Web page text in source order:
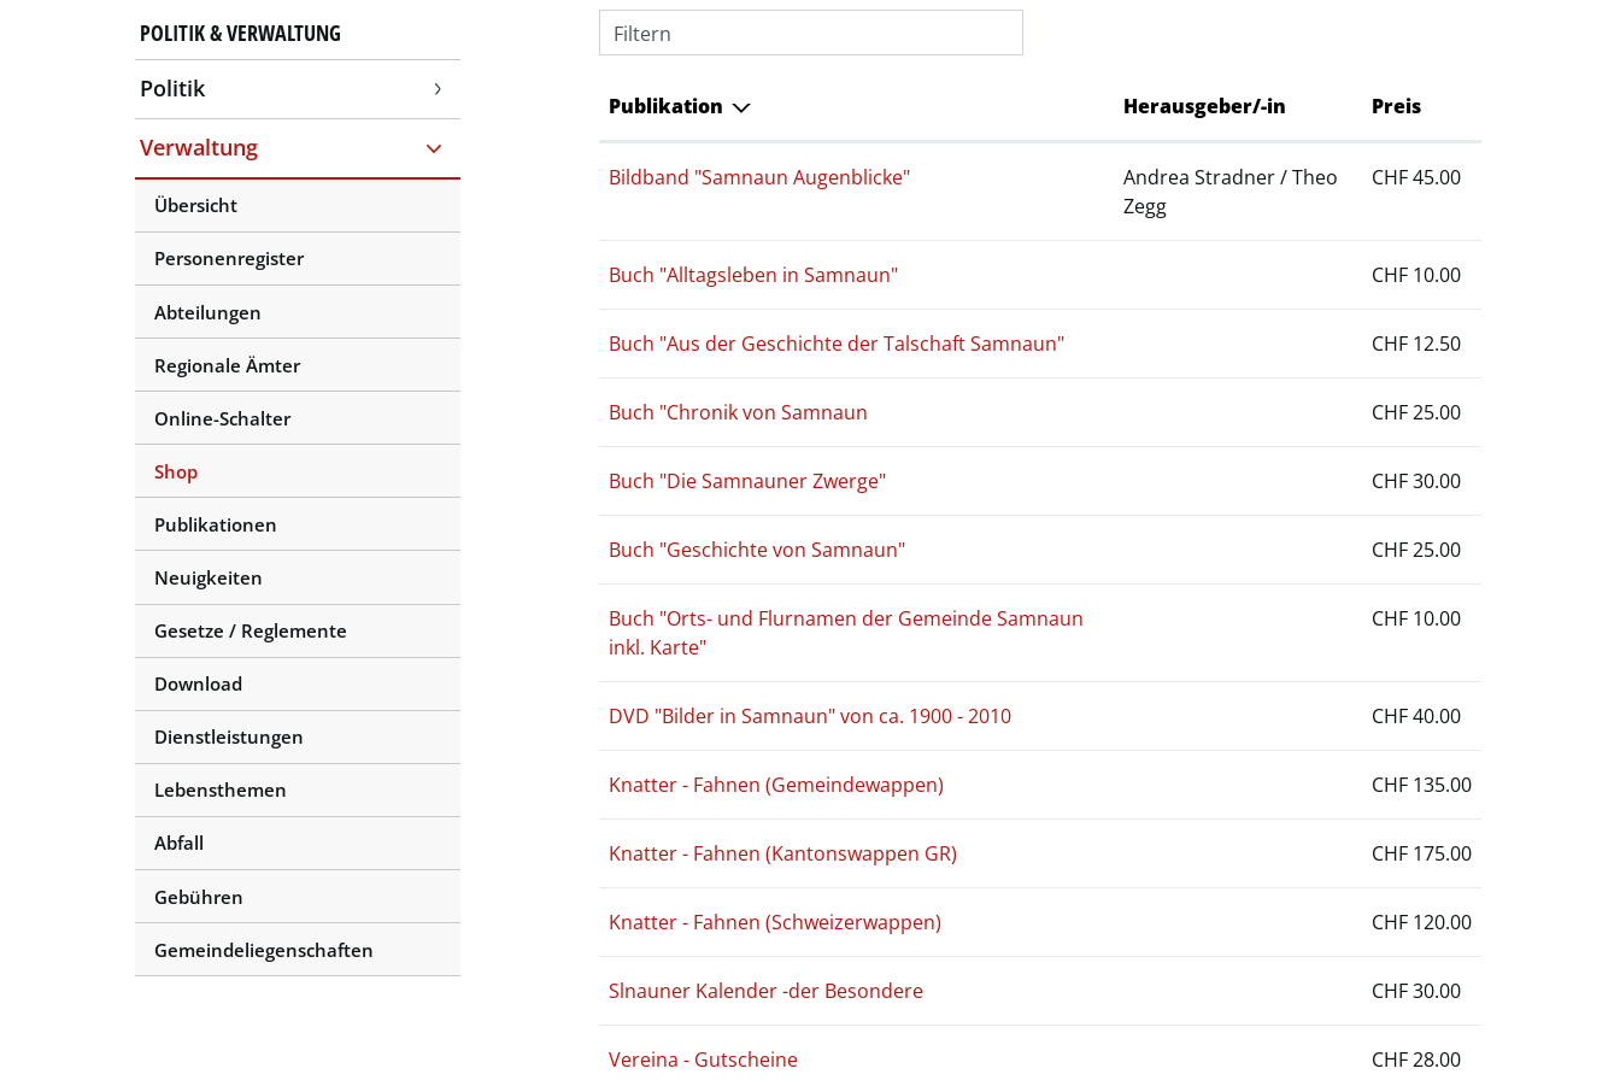
POLITIK & VERWALTUNG
Politik
Verwaltung
Übersicht
Personenregister
Abteilungen
Regionale Ämter
Online-Schalter
Shop
Publikationen
Neuigkeiten
Gesetze / Reglemente
Download
Dienstleistungen
Lebensthemen
Abfall
Gebühren
Gemeindeliegenschaften
Filtern
Publikation Herausgeber/-in Preis
Bildband "Samnaun Augenblicke"
Andrea Stradner / Theo
Zegg
CHF 45.00
Buch "Alltagsleben in Samnaun" CHF 10.00
Buch "Aus der Geschichte der Talschaft Samnaun" CHF 12.50
Buch "Chronik von Samnaun CHF 25.00
Buch "Die Samnauner Zwerge" CHF 30.00
Buch "Geschichte von Samnaun" CHF 25.00
Buch "Orts- und Flurnamen der Gemeinde Samnaun
inkl. Karte"
CHF 10.00
DVD "Bilder in Samnaun" von ca. 1900 - 2010 CHF 40.00
Knatter - Fahnen (Gemeindewappen) CHF 135.00
Knatter - Fahnen (Kantonswappen GR) CHF 175.00
Knatter - Fahnen (Schweizerwappen) CHF 120.00
Slnauner Kalender -der Besondere CHF 30.00
Vereina - Gutscheine CHF 28.00